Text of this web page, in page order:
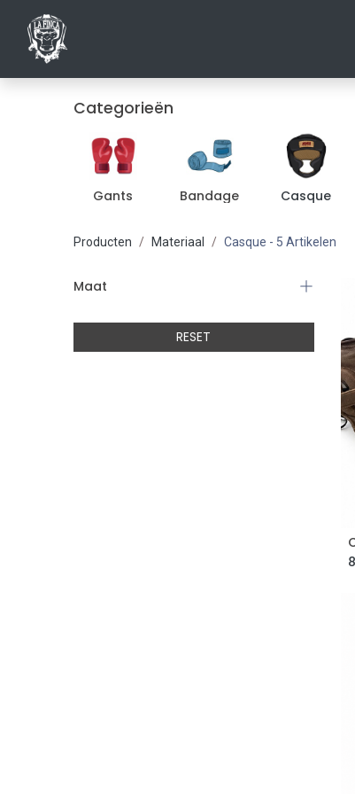
Categorieën
Gants Bandage Casque
Producten Materiaal Casque - 5 Artikelen
Maat
RESET